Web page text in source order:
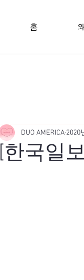
홈
[한국일
DUO AMERICA 2020